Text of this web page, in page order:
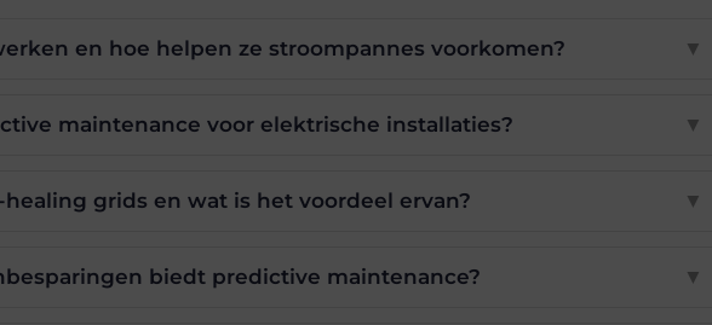
en hoe helpen ze stroompannes voorkomen? ▼
maintenance voor elektrische installaties? ▼
healing grids en wat is het voordeel ervan? ▼
biedt predictive maintenance? ▼